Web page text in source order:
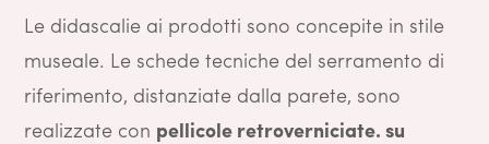
Le didascalie ai prodotti sono concepite in stile
museale. Le schede tecniche del serramento di
riferimento​, distanziate dalla parete, sono
realizzate con pellicole retroverniciate. su